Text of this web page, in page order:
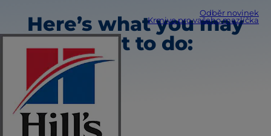
Odběr novinek
Krmivo pro vašeho mazlíčka
Here’s what you may
want to do: